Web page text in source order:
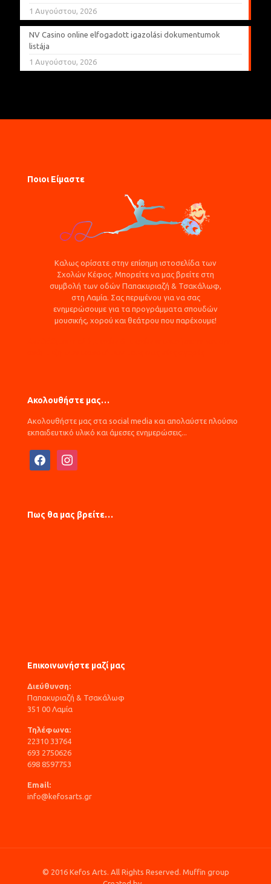
1 Αυγούστου, 2026
NV Casino online elfogadott igazolási dokumentumok
listája
1 Αυγούστου, 2026
Ποιοι Είμαστε
Καλως ορίσατε στην επίσημη ιστοσελίδα των
Σχολών Κέφος. Μπορείτε να μας βρείτε στη
συμβολή των οδών Παπακυριαζή & Τσακάλωφ,
στη Λαμία. Σας περιμένου για να σας
ενημερώσουμε για τα προγράμματα σπουδών
μουσικής, χορού και θεάτρου που παρέχουμε!
Ακολουθήστε μας…
Ακολουθήστε μας στα social media και απολαύστε πλούσιο
εκπαιδευτικό υλικό και άμεσες ενημερώσεις...
facebookinstagram
Πως θα μας βρείτε…
Επικοινωνήστε μαζί μας
Διεύθυνση:
Παπακυριαζή & Τσακάλωφ
351 00 Λαμία
Τηλέφωνα:
22310 33764
693 2750626
698 8597753
Email:
info@kefosarts.gr
© 2016 Kefos Arts. All Rights Reserved. Muffin group